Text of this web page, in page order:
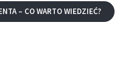
– CO WARTO WIEDZIEĆ?